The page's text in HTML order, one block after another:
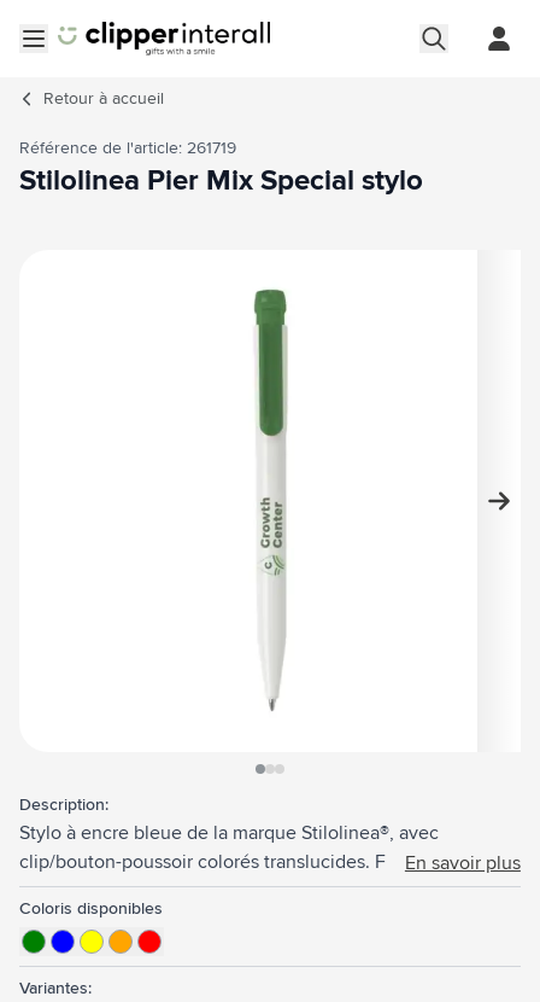
Retour à accueil
Référence de l'article: 261719
Stilolinea Pier Mix Special stylo
Description:
Stylo à encre bleue de la marque Stilolinea®, avec
clip/bouton-poussoir colorés translucides. Fabriqué en
Italie.
En savoir plus
Coloris disponibles
Variantes: